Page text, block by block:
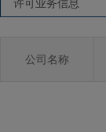
公司名称